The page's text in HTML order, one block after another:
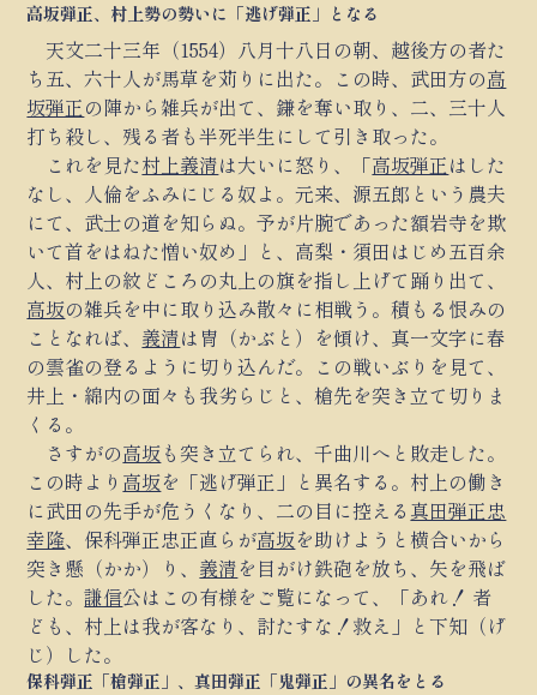
高坂弾正、村上勢の勢いに「逃げ弾正」となる
天文二十三年（1554）八月十八日の朝、越後方の者た
ち五、六十人が馬草を苅りに出た。この時、武田方の高
坂弾正の陣から雑兵が出て、鎌を奪い取り、二、三十人
打ち殺し、残る者も半死半生にして引き取った。
これを見た村上義清は大いに怒り、「高坂弾正はした
なし、人倫をふみにじる奴よ。元来、源五郎という農夫
にて、武士の道を知らぬ。予が片腕であった額岩寺を欺
いて首をはねた憎い奴め」と、高梨・須田はじめ五百余
人、村上の紋どころの丸上の旗を指し上げて踊り出て、
高坂の雑兵を中に取り込み散々に相戦う。積もる恨みの
ことなれば、 義清は冑（かぶと）を傾け、真一文字に春
の雲雀の登るように切り込んだ。この戦いぶりを見て、
井上・綿内の面々も我劣らじと、槍先を突き立て切りま
くる。
さすがの高坂も突き立てられ、千曲川へと敗走した。
この時より 高坂を「逃げ弾正」と異名する。村上の働き
に武田の先手が危うくなり、二の目に控える 真田弾正忠
幸隆、保科弾正忠正直らが高坂を助けようと横合いから
突き懸（かか）り、 義清を目がけ鉄砲を放ち、矢を飛ば
した。謙信公はこの有様をご覧になって、「あれ！ 者
ども、村上は我が客なり、討たすな！救え」と下知（げ
じ）した。
保科弾正「槍弾正」、真田弾正「鬼弾正」の異名をとる